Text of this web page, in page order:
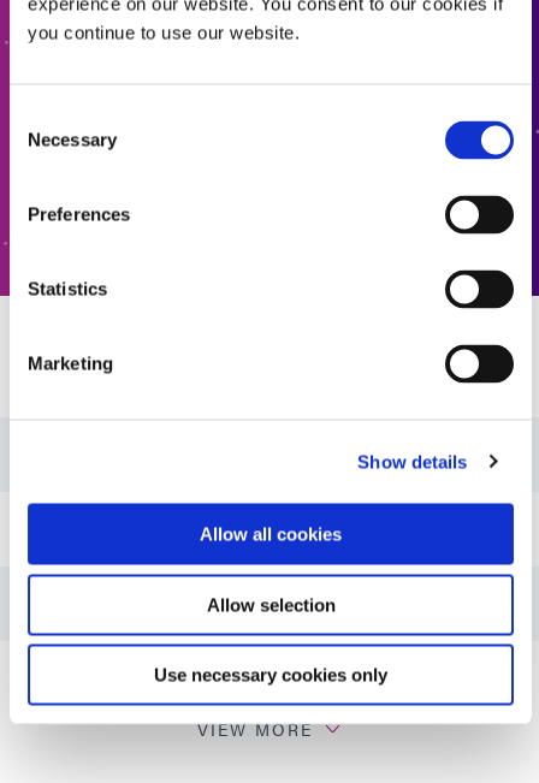
you continue to use our website.
Selection
Necessary
Preferences
Statistics
Marketing
Show details
Allow all cookies
Allow selection
Use necessary cookies only
찾으세요. 자세히 알아보거나 궁금한 점이 있으신가요? 저
자원
가이드: 에너지(아시아|EN)
가이드: 에너지(유럽|EN)
가이드: 광중합 장비(EN)
VIEW MORE